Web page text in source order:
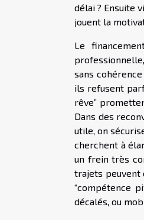
délai ? Ensuite
jouent la
Le
sans
ils refusent
rêve”
Dans des
utile, on
cherchent à
un frein très
trajets peuvent
“compétence
décalés, ou